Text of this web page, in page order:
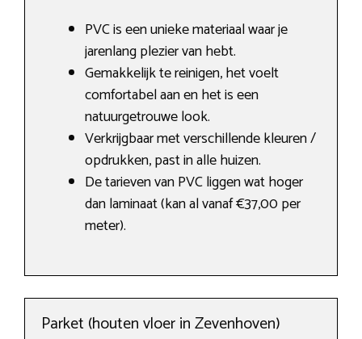
PVC is een unieke materiaal waar je
jarenlang plezier van hebt.
Gemakkelijk te reinigen, het voelt
comfortabel aan en het is een
natuurgetrouwe look.
Verkrijgbaar met verschillende kleuren /
opdrukken, past in alle huizen.
De tarieven van PVC liggen wat hoger
dan laminaat (kan al vanaf €37,00 per
meter).
Parket (houten vloer in Zevenhoven)